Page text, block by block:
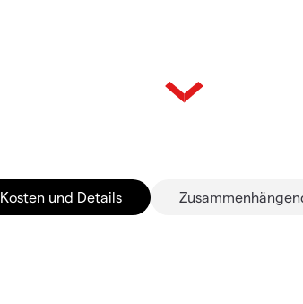
Kosten und Details